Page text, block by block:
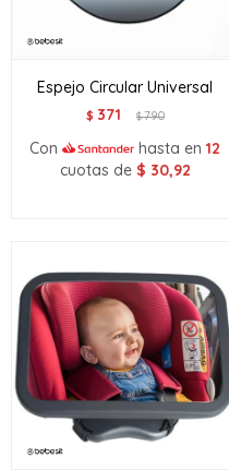
Espejo Circular Universal
$ 371 $790
Con hasta en 12
cuotas de $ 30,92